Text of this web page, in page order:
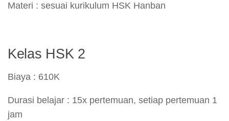
Materi : sesuai kurikulum HSK Hanban
Kelas HSK 2
Biaya : 610K
Durasi belajar : 15x pertemuan, setiap pertemuan 1
jam